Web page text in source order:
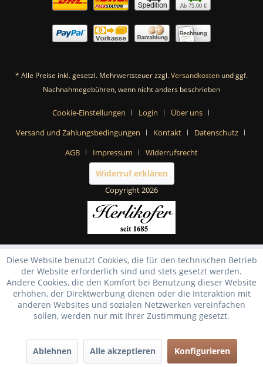
Ab 75,00 €
* Alle Preise inkl. gesetzl. Mehrwertsteuer zzgl.Versandkosten und ggf.
Nachnahmegebühren, wenn nicht anders beschrieben
Cookie-Einstellungen Login
Über uns
Versand und Zahlungsbedingungen
Kontakt
Datenschutz
AGB
Impressum Widerrufsrecht
Widerruf erklären
Copyright 2026
Diese Website benutzt Cookies, die für den technischen Betrieb
der Website erforderlich sind und stets gesetzt werden.
Andere Cookies, die den Komfort bei Benutzung dieser Website
erhöhen, der Direktwerbung dienen oder die Interaktion mit
anderen Websites und sozialen Netzwerken vereinfachen
sollen, werden nur mit Ihrer Zustimmung gesetzt.
Ablehnen Alle akzeptieren Konfigurieren